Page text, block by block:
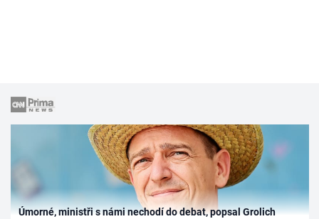
Úmorné, ministři s námi nechodí do debat, popsal Grolich